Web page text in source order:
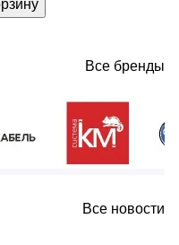
Все бренды
Все новости